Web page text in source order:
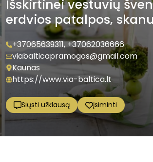
Išskirtinei vestuvių
erdvios patalpos,
+37065639311,+37062036666
viabalticapramogos@gmail.com
Kaunas
https://www.via-baltica.lt
Siųsti užklausą Įsiminti